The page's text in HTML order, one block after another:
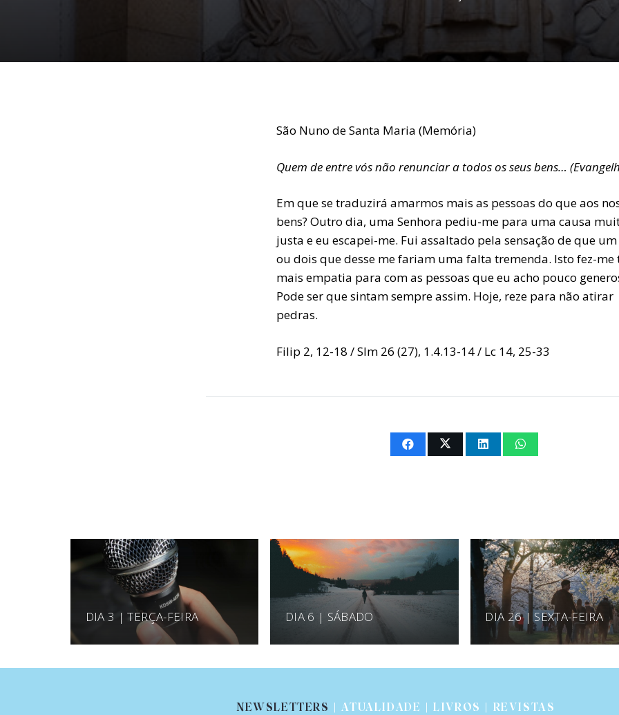
São Nuno de Santa Maria (Memória)
Quem de entre vós não renunciar a todos os seus bens…
Em que se traduzirá amarmos mais as pessoas do que aos
bens? Outro dia, uma Senhora pediu-me para uma causa
justa e eu escapei-me. Fui assaltado pela sensação de que
ou dois que desse me fariam uma falta tremenda. Isto fez-me
mais empatia para com as pessoas que eu acho pouco
Pode ser que sintam sempre assim. Hoje, reze para não atirar
pedras.
Filip 2, 12-18 / Slm 26 (27), 1.4.13-14 / Lc 14, 25-33
DIA 3 | TERÇA-FEIRA DIA 6 | SÁBADO DIA 26 | SEXTA-FEIRA
NEWSLETTERS | ATUALIDADE | LIVROS | REVISTAS